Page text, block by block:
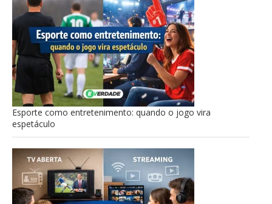
Esporte como entretenimento: quando o jogo vira
espetáculo